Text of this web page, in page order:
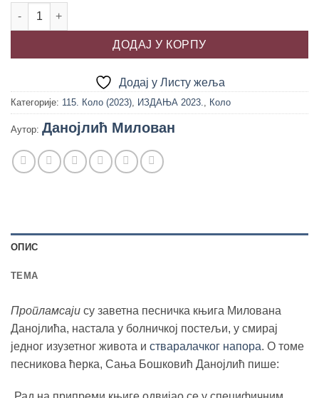
ПРОПЛАМСАЈИ ИЛИ УВОД У ЋУТЊЕ, Милован Данојлић
ДОДАЈ У КОРПУ
Додај у Листу жеља
Категорије: 115. Коло (2023) ИЗДАЊА 2023. Коло
Аутор: Данојлић Милован
ОПИС
TEМА
Пропламсаји су заветна песничка књига Милована
Данојлића, настала у болничкој постељи, у смирај
једног изузетног живота и стваралачког напора. О томе
песникова ћерка, Сања Бошковић Данојлић пише: